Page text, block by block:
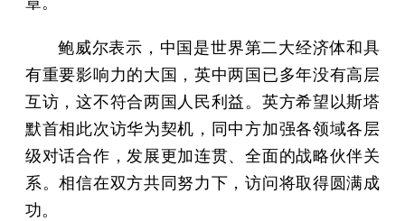
鲍威尔表示，中国是世界第二大经济体和具
有重要影响力的大国，英中两国已多年没有高层
互访，这不符合两国人民利益。英方希望以斯塔
默首相此次访华为契机，同中方加强各领域各层
级对话合作，发展更加连贯、全面的战略伙伴关
系。相信在双方共同努力下，访问将取得圆满成
功。